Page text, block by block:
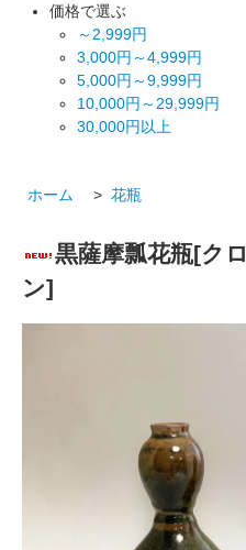
価格で選ぶ
～2,999円
3,000円～4,999円
5,000円～9,999円
10,000円～29,999円
30,000円以上
ホーム > 花瓶
黒薩摩瓢花瓶[ク
ン]